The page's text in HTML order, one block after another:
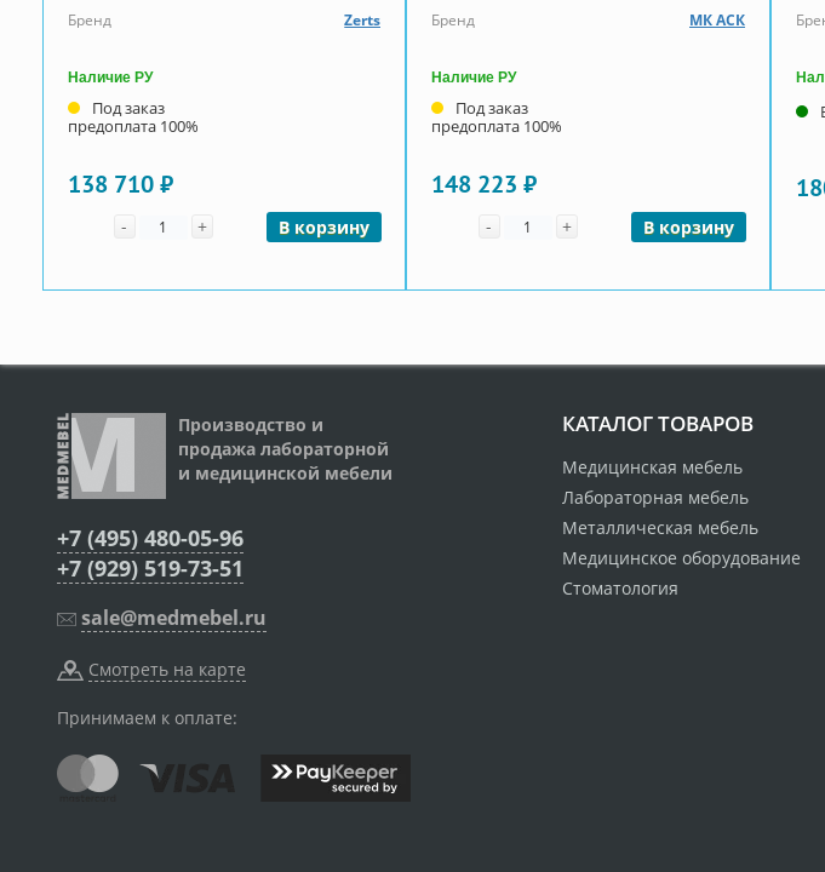
Бренд
Zerts
Наличие РУ
Под заказ
предоплата 100%
138 710 ₽
- Количество
+ В корзину
Бренд
МК АСК
Наличие РУ
Под заказ
предоплата 100%
148 223 ₽
- Количество
+ В корзину
Производство и
продажа лабораторной
и медицинской мебели
+7 (495) 480-05-96
+7 (929) 519-73-51
sale@medmebel.ru
Смотреть на карте
Принимаем к оплате:
КАТАЛОГ ТОВАРОВ
Медицинская мебель
Лабораторная мебель
Металлическая мебель
Медицинское оборудование
Стоматология